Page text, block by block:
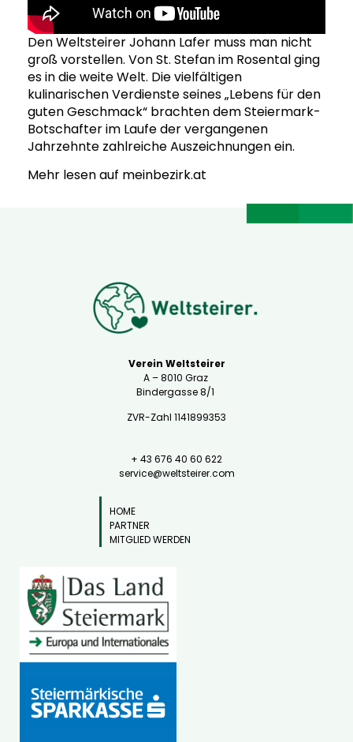
Den Weltsteirer Johann Lafer muss man nicht
groß vorstellen. Von St. Stefan im Rosental ging
es in die weite Welt. Die vielfältigen
kulinarischen Verdienste seines „Lebens für den
guten Geschmack“ brachten dem Steiermark-
Botschafter im Laufe der vergangenen
Jahrzehnte zahlreiche Auszeichnungen ein.
Mehr lesen auf meinbezirk.at
Verein Weltsteirer
A – 8010 Graz
Bindergasse 8/1
ZVR-Zahl 1141899353
+ 43 676 40 60 622
service@weltsteirer.com
HOME
PARTNER
MITGLIED WERDEN